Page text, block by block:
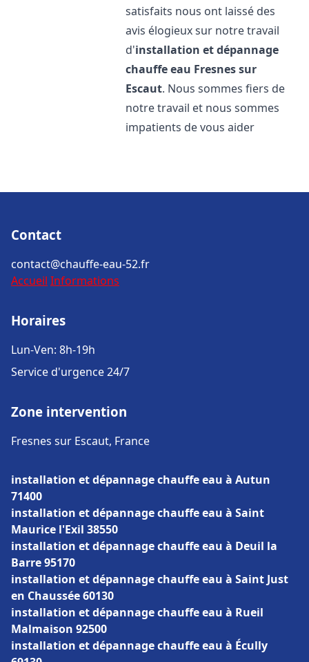
satisfaits nous ont laissé des
avis élogieux sur notre travail
d'installation et dépannage
chauffe eau Fresnes sur
Escaut. Nous sommes fiers de
notre travail et nous sommes
impatients de vous aider
Contact
contact@chauffe-eau-52.fr
Accueil Informations
Horaires
Lun-Ven: 8h-19h
Service d'urgence 24/7
Zone intervention
Fresnes sur Escaut, France
installation et dépannage chauffe eau à Autun
71400
installation et dépannage chauffe eau à Saint
Maurice l'Exil 38550
installation et dépannage chauffe eau à Deuil la
Barre 95170
installation et dépannage chauffe eau à Saint Just
en Chaussée 60130
installation et dépannage chauffe eau à Rueil
Malmaison 92500
installation et dépannage chauffe eau à Écully